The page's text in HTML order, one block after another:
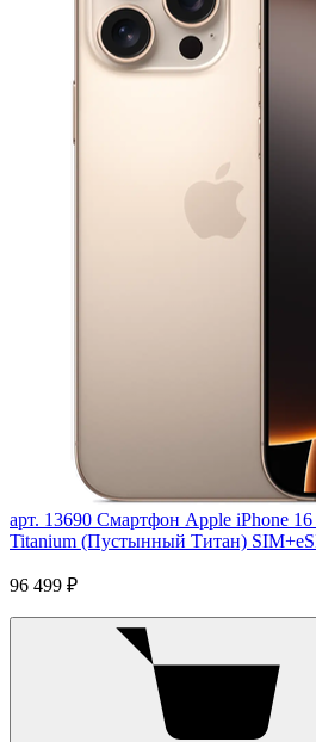
арт. 13690 Смартфон Apple iPhone
Titanium (Пустынный Титан)
96 499 ₽